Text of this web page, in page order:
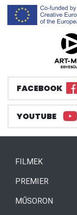
FACEBOOK
YOUTUBE
FILMEK(CURRENT)
PREMIER
MŰSORON